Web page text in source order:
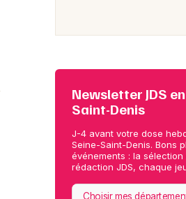
Newsletter JDS
Saint-Denis
J-4 avant votre dose
Seine-Saint-Denis. Bons
événements : la sélection
rédaction JDS, chaque
Choisir mes